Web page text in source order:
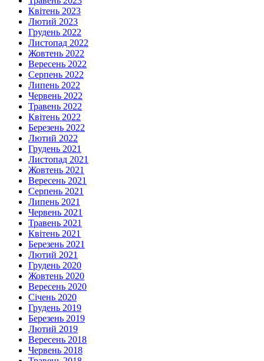
Квітень 2023
Лютий 2023
Грудень 2022
Листопад 2022
Жовтень 2022
Вересень 2022
Серпень 2022
Липень 2022
Червень 2022
Травень 2022
Квітень 2022
Березень 2022
Лютий 2022
Грудень 2021
Листопад 2021
Жовтень 2021
Вересень 2021
Серпень 2021
Липень 2021
Червень 2021
Травень 2021
Квітень 2021
Березень 2021
Лютий 2021
Грудень 2020
Жовтень 2020
Вересень 2020
Січень 2020
Грудень 2019
Березень 2019
Лютий 2019
Вересень 2018
Червень 2018